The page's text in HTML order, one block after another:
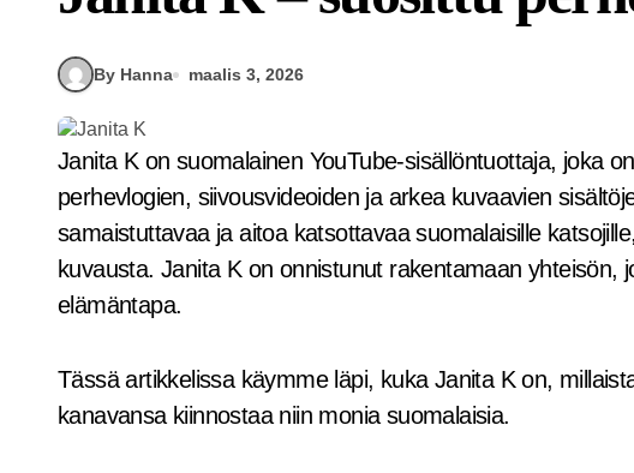
By Hanna maalis 3, 2026
Janita K on suomalainen YouTube-sisällöntuottaja, joka on noussut tunnetuksi erityisesti
perhevlogien, siivousvideoiden ja arkea kuvaavien
samaistuttavaa ja aitoa katsottavaa suomalaisille
kuvausta. Janita K on onnistunut rakentamaan yhteisön,
elämäntapa.
Tässä artikkelissa käymme läpi, kuka Janita K on,
kanavansa kiinnostaa niin monia suomalaisia.